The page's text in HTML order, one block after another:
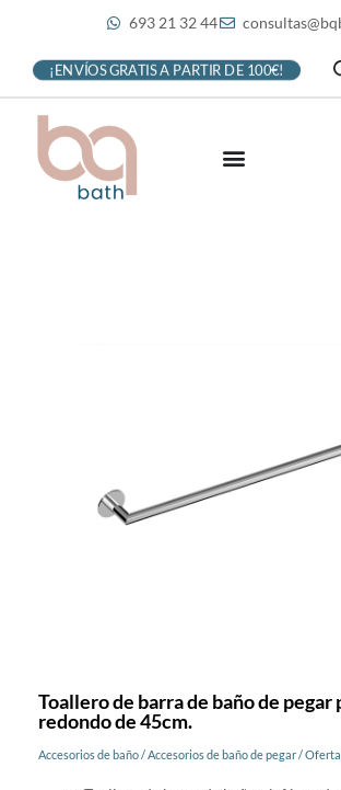
693 21 32 44
¡ENVÍOS GRATIS A PARTIR DE 100€!
Toallero de barra de baño de pegar
redondo de 45cm.
Accesorios de baño / Accesorios de baño de pegar /